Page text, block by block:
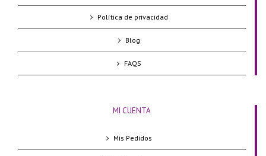
Política de privacidad
Blog
FAQS
MI CUENTA
Mis Pedidos